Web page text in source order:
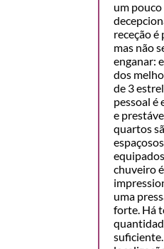
um pouco
receção é
mas não
enganar:
dos
de 3
pessoal é
e
quartos
chuveiro é
uma
forte. Há